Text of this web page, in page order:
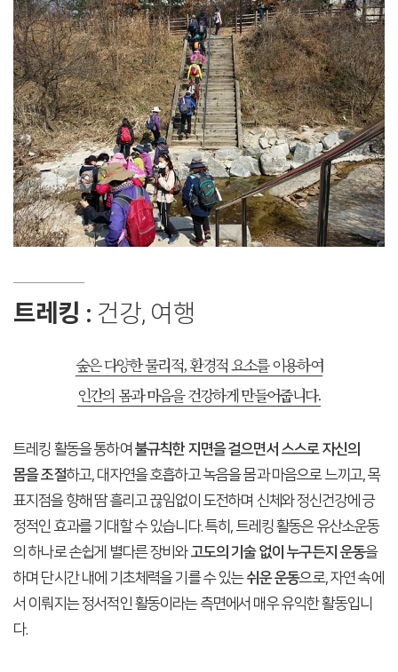
트레킹 : 건강, 여행
숲은 다양한 물리적, 환경적 요소를 이용하여
인간의 몸과 마음을 건강하게 만들어줍니다.
트레킹 활동을 통하여 불규칙한 지면을 걸으면서 스스로 자신의
몸을 조절하고, 대자연을 호흡하고 녹음을 몸과 마음으로 느끼고, 목
표지점을 향해 땀 흘리고 끊임없이 도전하며 신체와 정신건강에 긍
정적인 효과를 기대할 수 있습니다. 특히, 트레킹 활동은 유산소운동
의 하나로 손쉽게 별다른 장비와고도의 기술 없이 누구든지 운동을
하며 단시간 내에 기초체력을 기를 수 있는쉬운 운동으로, 자연 속에
서 이뤄지는 정서적인 활동이라는 측면에서 매우 유익한 활동입니
다.